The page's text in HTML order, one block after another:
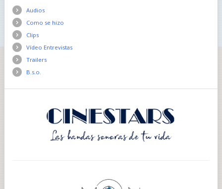
Audios
Como se hizo
Clips
Vídeo Entrevistas
Trailers
B.s.o.